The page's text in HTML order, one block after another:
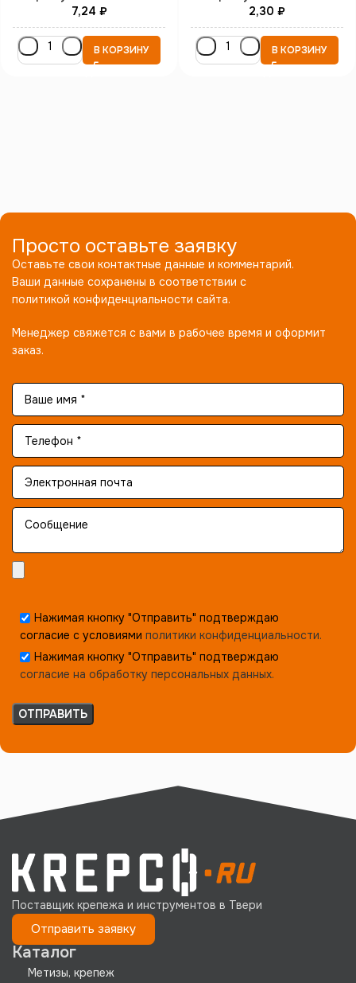
7,24 ₽
В КОРЗИНУ
2,30 ₽
В КОРЗИНУ
Просто оставьте заявку
Оставьте свои контактные данные и комментарий.
Ваши данные сохранены в соответствии с
политикой конфиденциальности сайта.
Менеджер свяжется с вами в рабочее время и оформит
заказ.
Нажимая кнопку "Отправить" подтверждаю
согласие с условиями политики конфиденциальности.
Нажимая кнопку "Отправить" подтверждаю
согласие на обработку персональных данных.
Поставщик крепежа и инструментов в Твери
Отправить заявку
Каталог
Метизы, крепеж